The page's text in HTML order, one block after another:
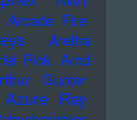
Arcade Fire
Aretha
Pink Arnd
Gunter
Azure Ray